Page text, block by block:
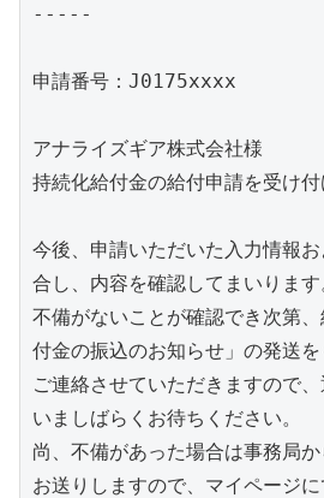
-----
申請番号：J0175xxxx
アナライズギア株式会社様
持続化給付金の給付申請を受け付
今後、申請いただいた入力情報
合し、内容を確認してまいります
不備がないことが確認でき次第
付金の振込のお知らせ」の発送を
ご連絡させていただきますので
いましばらくお待ちください。
尚、不備があった場合は事務局
お送りしますので、マイページ